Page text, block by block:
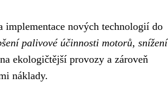
implementace nových technologií do
palivové účinnosti motorů, snížení
ekologičtější provozy a zároveň
náklady.